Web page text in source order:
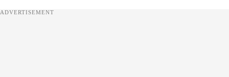
ADVERTISEMENT